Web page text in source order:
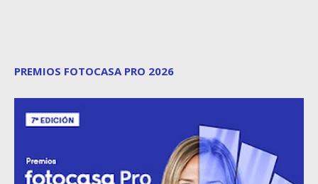
PREMIOS FOTOCASA PRO 2026